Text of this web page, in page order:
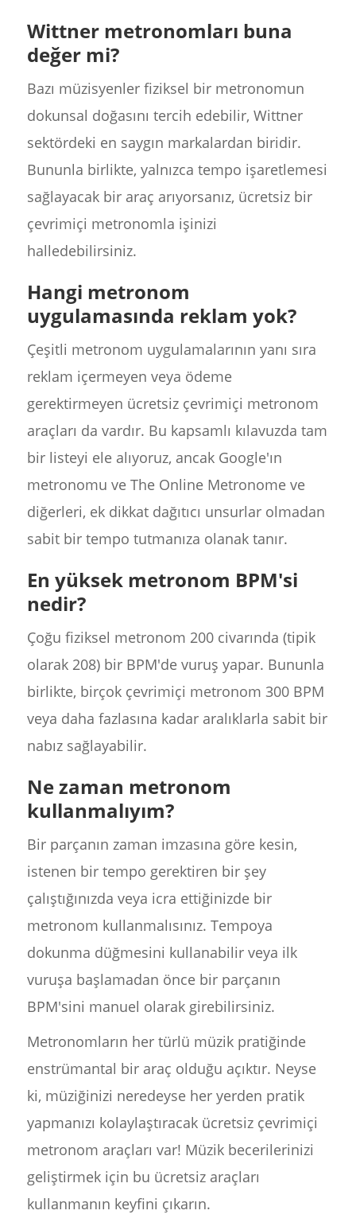
Wittner metronomları buna
değer mi?
Bazı müzisyenler fiziksel bir metronomun
dokunsal doğasını tercih edebilir, Wittner
sektördeki en saygın markalardan biridir.
Bununla birlikte, yalnızca tempo işaretlemesi
sağlayacak bir araç arıyorsanız, ücretsiz bir
çevrimiçi metronomla işinizi
halledebilirsiniz.
Hangi metronom
uygulamasında reklam yok?
Çeşitli metronom uygulamalarının yanı sıra
reklam içermeyen veya ödeme
gerektirmeyen ücretsiz çevrimiçi metronom
araçları da vardır. Bu kapsamlı kılavuzda tam
bir listeyi ele alıyoruz, ancak Google'ın
metronomu ve The Online Metronome ve
diğerleri, ek dikkat dağıtıcı unsurlar olmadan
sabit bir tempo tutmanıza olanak tanır.
En yüksek metronom BPM'si
nedir?
Çoğu fiziksel metronom 200 civarında (tipik
olarak 208) bir BPM'de vuruş yapar. Bununla
birlikte, birçok çevrimiçi metronom 300 BPM
veya daha fazlasına kadar aralıklarla sabit bir
nabız sağlayabilir.
Ne zaman metronom
kullanmalıyım?
Bir parçanın zaman imzasına göre kesin,
istenen bir tempo gerektiren bir şey
çalıştığınızda veya icra ettiğinizde bir
metronom kullanmalısınız. Tempoya
dokunma düğmesini kullanabilir veya ilk
vuruşa başlamadan önce bir parçanın
BPM'sini manuel olarak girebilirsiniz.
Metronomların her türlü müzik pratiğinde
enstrümantal bir araç olduğu açıktır. Neyse
ki, müziğinizi neredeyse her yerden pratik
yapmanızı kolaylaştıracak ücretsiz çevrimiçi
metronom araçları var! Müzik becerilerinizi
geliştirmek için bu ücretsiz araçları
kullanmanın keyfini çıkarın.